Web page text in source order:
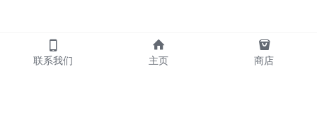
联系我们 主页 商店